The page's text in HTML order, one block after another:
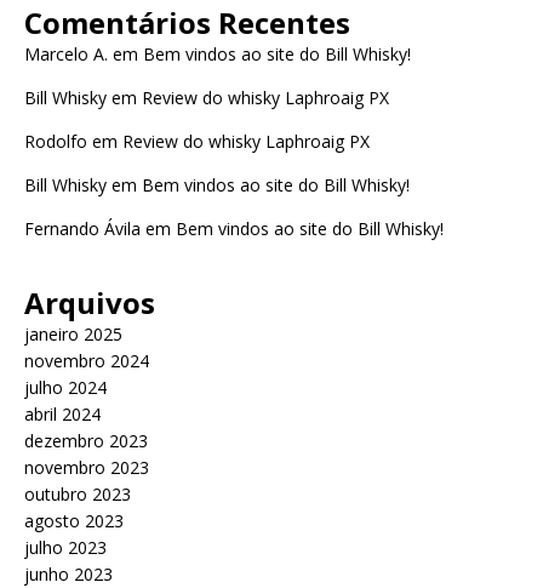
Comentários Recentes
Marcelo A. em Bem vindos ao site do Bill Whisky!
Bill Whisky em Review do whisky Laphroaig PX
Rodolfo em Review do whisky Laphroaig PX
Bill Whisky em Bem vindos ao site do Bill Whisky!
Fernando Ávila em Bem vindos ao site do Bill Whisky!
Arquivos
janeiro 2025
novembro 2024
julho 2024
abril 2024
dezembro 2023
novembro 2023
outubro 2023
agosto 2023
julho 2023
junho 2023